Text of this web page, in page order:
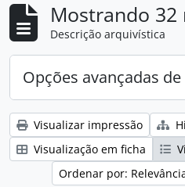
Mostrando 32
Descrição arquivística
Opções avançadas
Visualizar impressão
Visualização em ficha
Ordenar por: